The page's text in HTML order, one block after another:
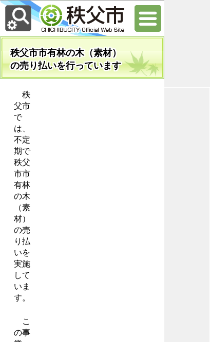
秩父市市有林の木（素材）
の売り払いを行っています
秩
父市
で
は、
不定
期で
秩父
市市
有林
の木
（素
材）
の売
り払
いを
実施
して
いま
す。
こ
の事